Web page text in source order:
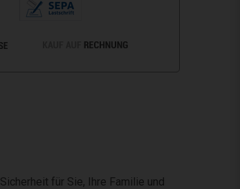
Sicherheit für Sie, Ihre Familie und